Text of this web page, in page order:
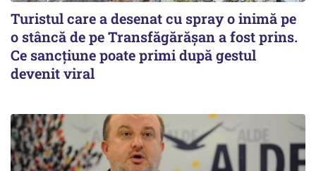
Turistul care a desenat cu spray o inimă pe
o stâncă de pe Transfăgărășan a fost prins.
Ce sancțiune poate primi după gestul
devenit viral